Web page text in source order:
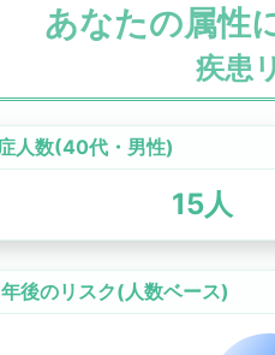
あなたの属性
疾患
人数(40代・ 男性)
15人
後のリスク(人数ベース)